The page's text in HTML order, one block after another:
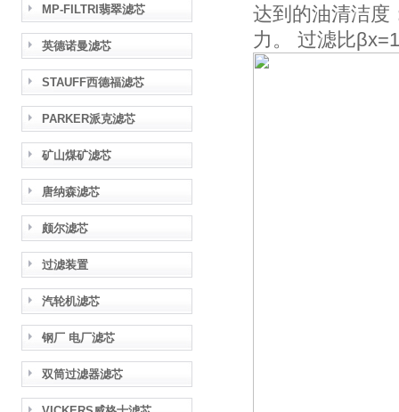
MP-FILTRI翡翠滤芯
英德诺曼滤芯
STAUFF西德福滤芯
PARKER派克滤芯
矿山煤矿滤芯
唐纳森滤芯
颇尔滤芯
过滤装置
汽轮机滤芯
钢厂 电厂滤芯
双筒过滤器滤芯
达到的油清洁度
力。 过滤比